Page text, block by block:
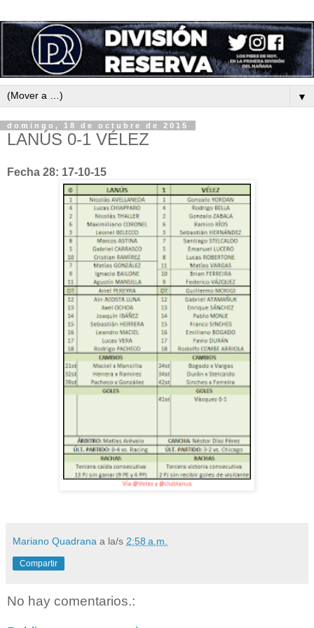
▼
domingo, 18 de octubre de 2015
LANÚS 0-1 VÉLEZ
Fecha 28: 17-10-15
Mariano Quadrana a la/s 2:58 a.m.
Compartir
No hay comentarios.: